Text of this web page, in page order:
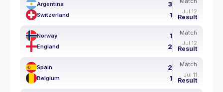
Argentina 3
Switzerland 1
Jul 12
Result
Norway 1
England 2
Match
Jul 12
Result
Spain 2
Belgium 1
Match
Jul 11
Result